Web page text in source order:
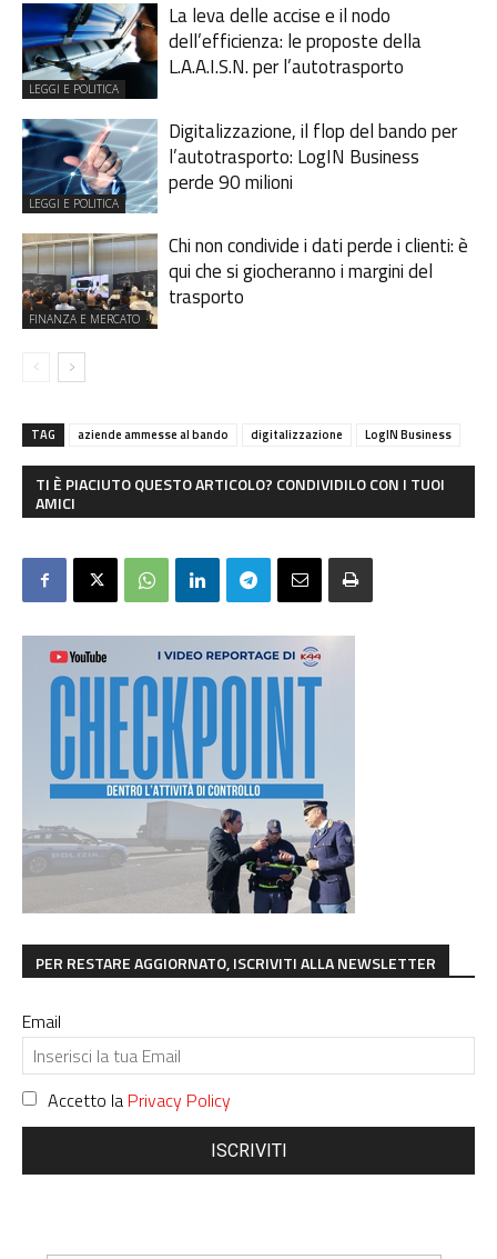
LEGGI E POLITICA
La leva delle accise e il nodo
dell’efficienza: le proposte della
L.A.A.I.S.N. per l’autotrasporto
LEGGI E POLITICA
Digitalizzazione, il flop del bando per
l’autotrasporto: LogIN Business
perde 90 milioni
FINANZA E MERCATO
Chi non condivide i dati perde i clienti: è
qui che si giocheranno i margini del
trasporto
TAG aziende ammesse al bando digitalizzazione LogIN Business
TI È PIACIUTO QUESTO ARTICOLO? CONDIVIDILO CON I TUOI
AMICI
PER RESTARE AGGIORNATO, ISCRIVITI ALLA NEWSLETTER
Email
Accetto la Privacy Policy
ISCRIVITI